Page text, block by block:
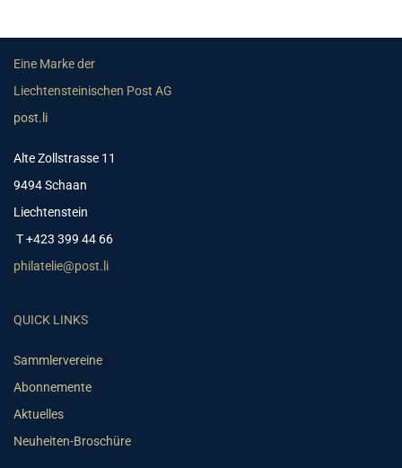
Eine Marke der
Liechtensteinischen Post AG
post.li
Alte Zollstrasse 11
9494 Schaan
Liechtenstein
T +423 399 44 66
philatelie@post.li
QUICK LINKS
Sammlervereine
Abonnemente
Aktuelles
Neuheiten-Broschüre